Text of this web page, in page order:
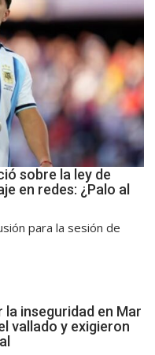
sobre la ley de
en redes: ¿Palo al
para la sesión de
inseguridad en Mar
vallado y exigieron